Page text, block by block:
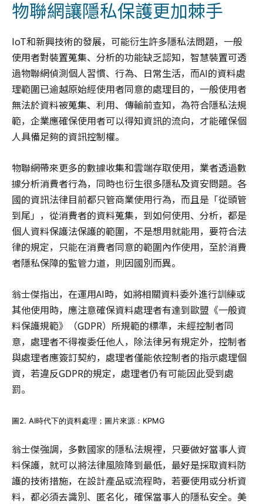
物聯網讓隱私保護更加棘手
IoT和新興技術的發展，可能衍生許多隱私法問題，一般
使用者對裝置蒐集、分析的功能缺乏認知，智慧裝置可透
過物聯網偵測個人習慣、行為、日常生活，而AI的資料處
理範圍已逾越原始經使用者同意的處理目的，一般使用者
無法於資料被蒐集、利用、傳輸前查知，為符合隱私法規
範，企業應確保使用者可以得知資訊的流向，才能確保個
人具備足夠的資訊控制權。
物聯網帶來更多的數據收集和雲端存取使用，業者透過數
據分析消費者行為，同時也衍生很多隱私及資安問題。各
國的資訊法律目前都只管商業使用行為，而且是「從頭管
到尾」，從消費者的資料蒐集，到如何使用、分析，都是
個人資料保護法保護的範圍，不是想用就能用，要符合法
律的規定，只能在消費者同意的範圍內作使用，至於消費
者隱私保障的監管力道，則因國別而異。
翁士傑指出，在運用AI時，如將相關資料委外進行訓練或
其他使用時，應注意確保資料處理者有達到歐盟《一般資
料保護規範》（GDPR）所規範的標準，未經控制者同
意，處理者不得複委任他人，除法律另有規定外，控制者
與處理者應簽訂契約，處理者僅能依控制者的指示處理個
資，若違反GDPR的規定，處理者仍有可能因此受到處
罰。
圖2. AI時代下的資料處理；圖片來源：KPMG
翁士傑強調，多數國家的隱私法規裡，只要做好當事人資
料保護，就可以將法律風險降到最低，最好是採取資料防
護的技術措施，在設計產品或流程時，若要使用或分析資
料，都必須去識別、匿名化，確保當事人的隱私安全。美